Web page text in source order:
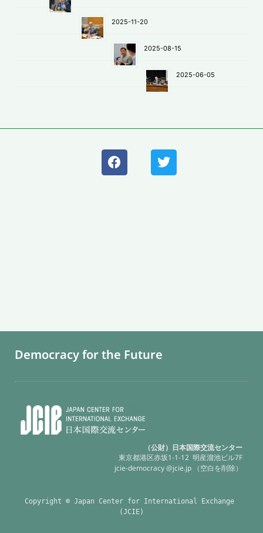
2025-11-20
2025-08-15
2025-06-05
Democracy for the Future
（公財）日本国際交流センター
東京都港区赤坂1-1-12 明産溜池ビル7F
jcie-democracy @jcie.jp （空白を削除）
Copyright © Japan Center for International Exchange
(JCIE)